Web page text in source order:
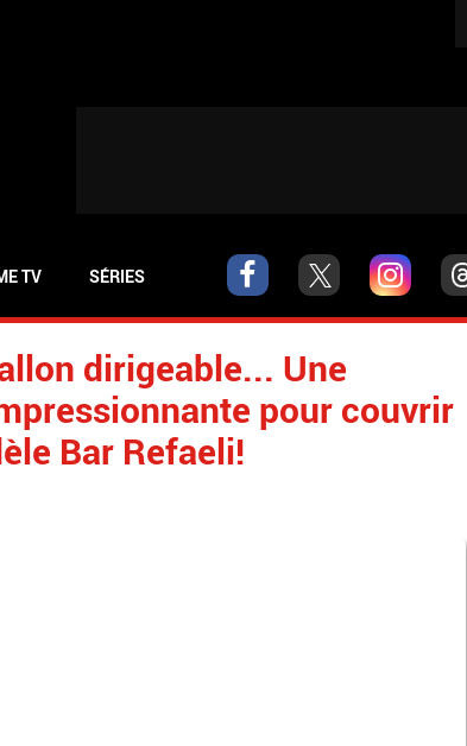
TV SÉRIES
dirigeable... Une
pour couvrir
Bar Refaeli!